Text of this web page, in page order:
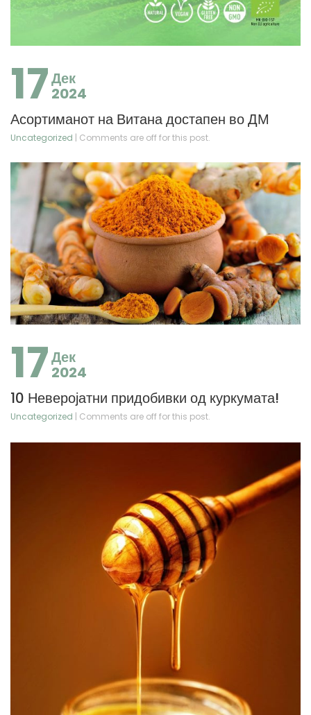
17Дек
2024
Асортиманот на Витана достапен во ДМ
Uncategorized | Comments are off for this post.
17Дек
2024
10 Неверојатни придобивки од куркумата!
Uncategorized | Comments are off for this post.